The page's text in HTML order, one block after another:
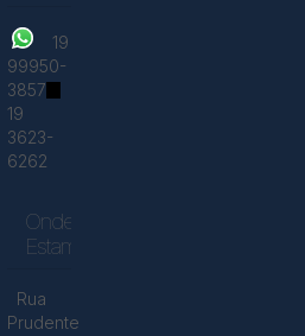
19
99950-
3857
19
3623-
6262
Onde
Estamos
Rua
Prudente